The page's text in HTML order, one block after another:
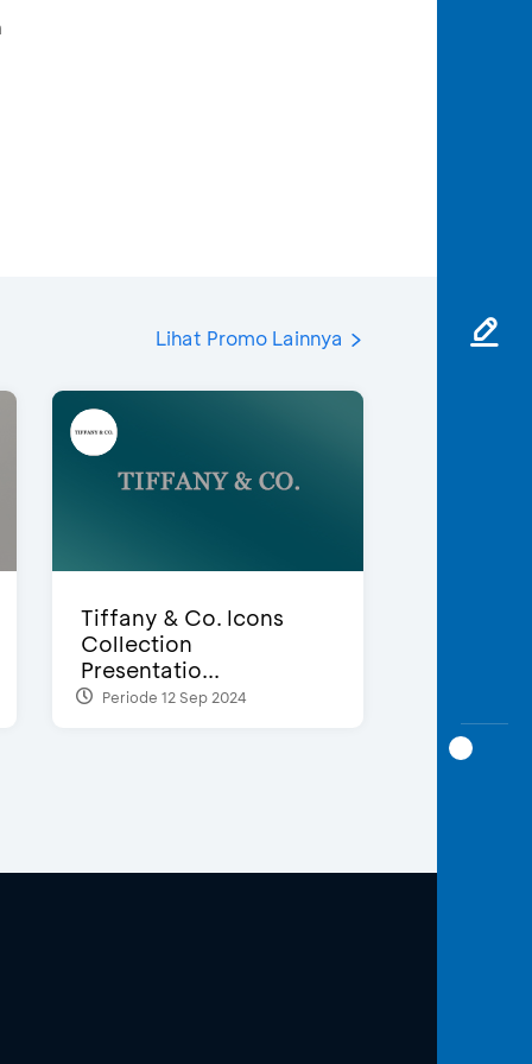
Lihat Promo Lainnya
Tiffany & Co. Icons
Collection
Presentatio...
Periode 12 Sep 2024